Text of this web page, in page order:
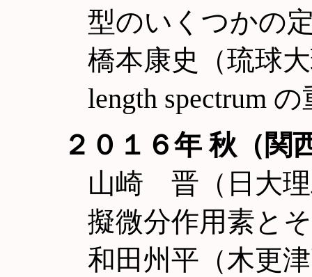
型のいくつかの
橋本康史（琉球
length spectrum
２０１６年 秋（関
山崎 晋（日大理
擬微分作用素と
和田州平（木更